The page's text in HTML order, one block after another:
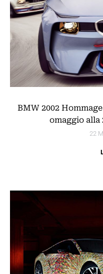
BMW 2002
omaggio alla
22